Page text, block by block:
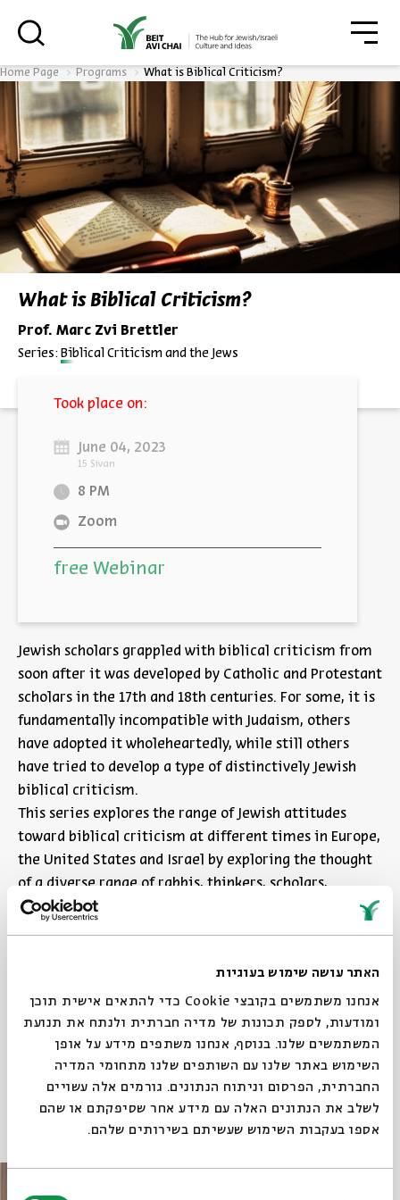
האתר עושה שימוש בעוגיות
אנחנו משתמשים בקובצי Cookie כדי להתאים אישית תוכן
ומודעות, לספק תכונות של מדיה חברתית ולנתח את תנועת
המשתמשים שלנו. בנוסף, אנחנו משתפים מידע על אופן
השימוש באתר שלנו עם השותפים שלנו מתחומי המדיה
החברתית, הפרסום וניתוח הנתונים. גורמים אלה עשויים
לשלב את הנתונים האלה עם מידע אחר שסיפקתם או שהם
אספו בעקבות השימוש שעשיתם בשירותים שלהם.
Home Page Programs What is Biblical Criticism?
What is Biblical Criticism?
Prof. Marc Zvi Brettler
Series: Biblical Criticism and the Jews
Jewish scholars grappled with biblical criticism from
soon after it was developed by Catholic and Protestant
scholars in the 17th and 18th centuries. For some, it is
fundamentally incompatible with Judaism, others
have adopted it wholeheartedly, while still others
have tried to develop a type of distinctively Jewish
biblical criticism.
This series explores the range of Jewish attitudes
toward biblical criticism at different times in Europe,
the United States and Israel by exploring the thought
of a diverse range of rabbis, thinkers, scholars,
academics, and educators.
Sign up for similar events
English english program english lecture Bible
Took place on:
June 04, 2023
15 Sivan
8 PM
Zoom
free Webinar
Other events in the series
Always be in the know about
BEIT AVI CHAI’s programs!
*Email Address
Register